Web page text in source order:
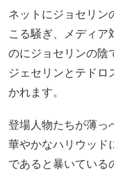
ネットにジョセリン
こる騒ぎ、メディア
のにジョセリンの陰
ジェセリンとテドロ
かれます。
登場人物たちが薄っ
華やかなハリウッド
であると暴いている